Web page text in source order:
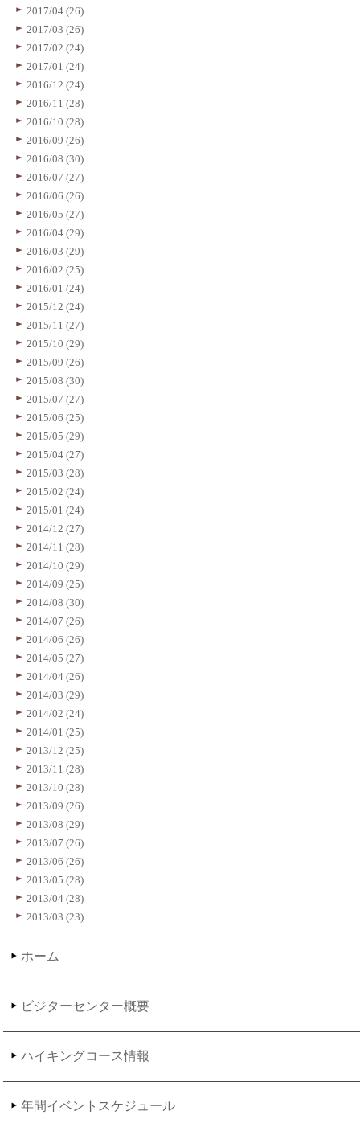
2017/04 (26)
2017/03 (26)
2017/02 (24)
2017/01 (24)
2016/12 (24)
2016/11 (28)
2016/10 (28)
2016/09 (26)
2016/08 (30)
2016/07 (27)
2016/06 (26)
2016/05 (27)
2016/04 (29)
2016/03 (29)
2016/02 (25)
2016/01 (24)
2015/12 (24)
2015/11 (27)
2015/10 (29)
2015/09 (26)
2015/08 (30)
2015/07 (27)
2015/06 (25)
2015/05 (29)
2015/04 (27)
2015/03 (28)
2015/02 (24)
2015/01 (24)
2014/12 (27)
2014/11 (28)
2014/10 (29)
2014/09 (25)
2014/08 (30)
2014/07 (26)
2014/06 (26)
2014/05 (27)
2014/04 (26)
2014/03 (29)
2014/02 (24)
2014/01 (25)
2013/12 (25)
2013/11 (28)
2013/10 (28)
2013/09 (26)
2013/08 (29)
2013/07 (26)
2013/06 (26)
2013/05 (28)
2013/04 (28)
2013/03 (23)
ホーム
ビジターセンター概要
ハイキングコース情報
年間イベントスケジュール